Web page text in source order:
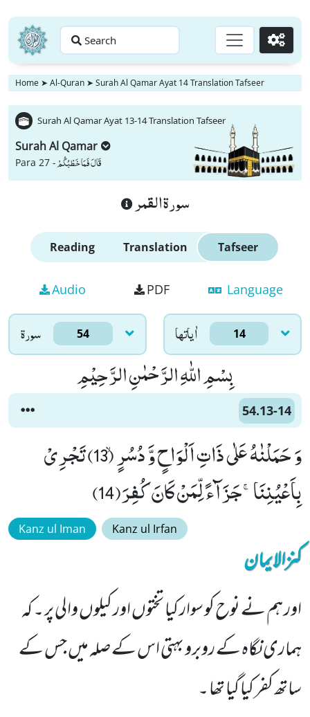
Search Go
Home ➤ Al-Quran ➤ Surah Al Qamar Ayat 14 Translation Tafseer
Surah Al Qamar Ayat 13-14 Translation Tafseer
Surah Al Qamar
Para 27 -قَالَ فَمَا خَطْبُكُمْ
سورة القمر
Reading Translation Tafseer
Audio PDF Language
سورۃ 54 اٰياتها 14
بِسْمِ اللّٰهِ الرَّحْمٰنِ الرَّحِیْمِ
54.13-14
وَ حَمَلْنٰهُ عَلٰى ذَاتِ اَلْوَاحٍ وَّ دُسُرٍۙ (13) تَجْرِیْ
بِاَعْیُنِنَاۚ-جَزَآءً لِّمَنْ كَانَ كُفِرَ(14)
Kanz ul Iman Kanz ul Irfan
کنزالایمان
اور ہم نے نوح کو سوار کیا تختوں اور کیلوں والی پر ۔ کہ
ہماری نگاہ کے روبرو بہتی اس کے صلہ میں جس کے
ساتھ کفر کیا گیا تھا ۔